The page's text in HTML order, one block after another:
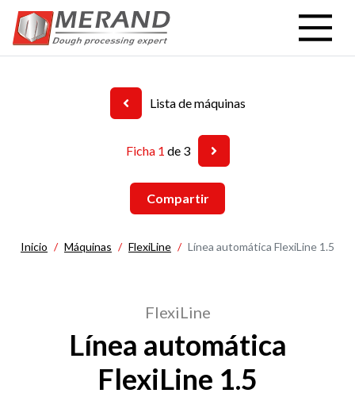
Pasar
contenido
Lista de máquinas
Ficha 1 de 3
Compartir
Inicio Máquinas FlexiLine Línea automática FlexiLine 1.5
FlexiLine
Línea automática
FlexiLine 1.5